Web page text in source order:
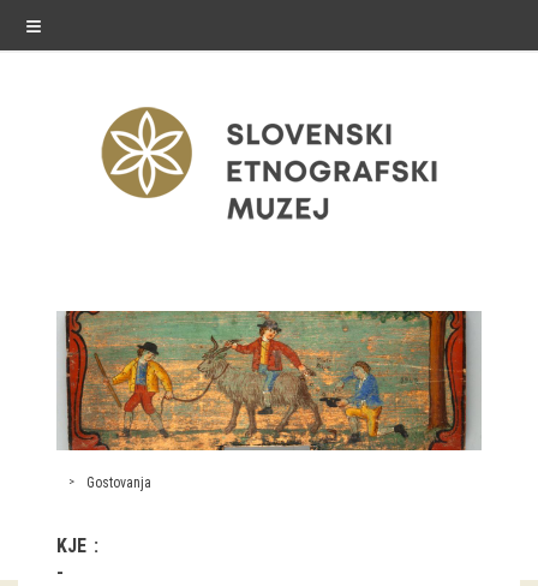
≡
razstave
Stalne razstave
Občasne razstave
Virtualni sprehodi
Gostovanja
KJE